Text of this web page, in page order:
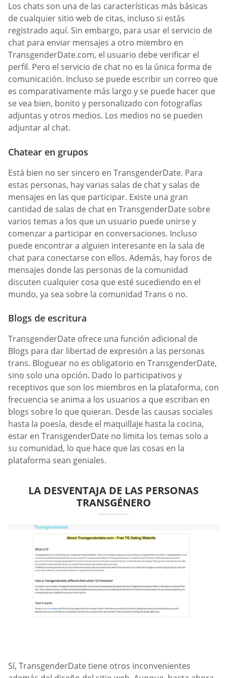
Los chats son una de las características más básicas
de cualquier sitio web de citas, incluso si estás
registrado aquí. Sin embargo, para usar el servicio de
chat para enviar mensajes a otro miembro en
TransgenderDate.com, el usuario debe verificar el
perfil. Pero el servicio de chat no es la única forma de
comunicación. Incluso se puede escribir un correo que
es comparativamente más largo y se puede hacer que
se vea bien, bonito y personalizado con fotografías
adjuntas y otros medios. Los medios no se pueden
adjuntar al chat.
Chatear en grupos
Está bien no ser sincero en TransgenderDate. Para
estas personas, hay varias salas de chat y salas de
mensajes en las que participar. Existe una gran
cantidad de salas de chat en TransgenderDate sobre
varios temas a los que un usuario puede unirse y
comenzar a participar en conversaciones. Incluso
puede encontrar a alguien interesante en la sala de
chat para conectarse con ellos. Además, hay foros de
mensajes donde las personas de la comunidad
discuten cualquier cosa que esté sucediendo en el
mundo, ya sea sobre la comunidad Trans o no.
Blogs de escritura
TransgenderDate ofrece una función adicional de
Blogs para dar libertad de expresión a las personas
trans. Bloguear no es obligatorio en TransgenderDate,
sino solo una opción. Dado lo participativos y
receptivos que son los miembros en la plataforma, con
frecuencia se anima a los usuarios a que escriban en
blogs sobre lo que quieran. Desde las causas sociales
hasta la poesía, desde el maquillaje hasta la cocina,
estar en TransgenderDate no limita los temas solo a
su comunidad, lo que hace que las cosas en la
plataforma sean geniales.
LA DESVENTAJA DE LAS PERSONAS
TRANSGÉNERO
Sí, TransgenderDate tiene otros inconvenientes